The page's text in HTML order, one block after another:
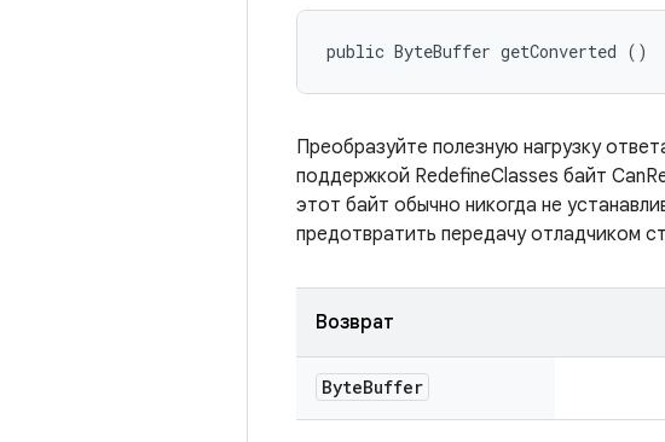
public ByteBuffer getConverted ()
Преобразуйте полезную нагрузку
поддержкой RedefineClasses байт
этот байт обычно никогда не
предотвратить передачу отладчиком
Возврат
ByteBuffer